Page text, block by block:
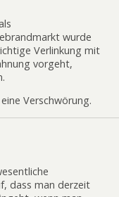
wurde
Verlinkung mit
vorgeht,
Verschwörung.
dass man derzeit